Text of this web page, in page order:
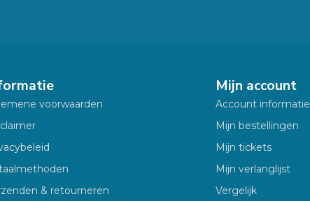
voorwaarden
& retourneren
Mijn account
Account informatie
Mijn bestellingen
Mijn tickets
Mijn verlanglijst
Vergelijk